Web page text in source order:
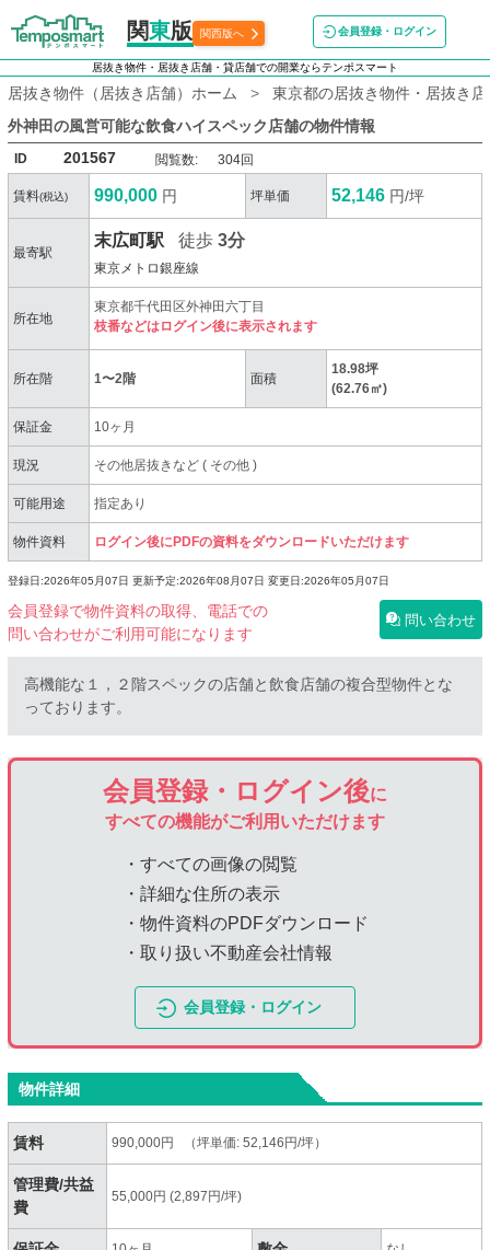
関東版 関西版へ 会員登録・ログイン
居抜き物件・居抜き店舗・貸店舗での開業ならテンポスマート
居抜き物件（居抜き店舗）ホーム
東京都の居抜き物件・居抜き
外神田の風営可能な飲食ハイスペック店舗の物件情報
ID 201567 閲覧数: 304回
賃料(税込) 990,000 円 坪単価 52,146 円/坪
最寄駅
末広町駅 徒歩3分
東京メトロ銀座線
所在地
東京都千代田区外神田六丁目
枝番などはログイン後に表示されます
所在階 1〜2階 面積
18.98坪
(62.76㎡)
保証金 10ヶ月
現況 その他居抜きなど( その他)
可能用途 指定あり
物件資料 ログイン後にPDFの資料をダウンロードいただけます
登録日:2026年05月07日 更新予定:2026年08月07日 変更日:2026年05月07日
会員登録で物件資料の取得、電話での
問い合わせがご利用可能になります
問い合わせ
高機能な１，２階スペックの店舗と飲食店舗の複合型物件とな
っております。
会員登録・ログイン後に
すべての機能がご利用いただけます
・すべての画像の閲覧
・詳細な住所の表示
・物件資料のPDFダウンロード
・取り扱い不動産会社情報
会員登録・ログイン
物件詳細
賃料 990,000円 （坪単価: 52,146円/坪）
管理費/共益
費
55,000円 (2,897円/坪)